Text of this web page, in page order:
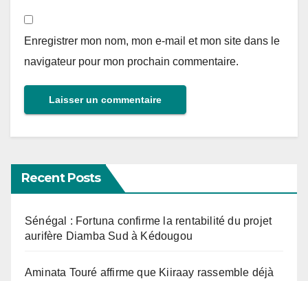
Enregistrer mon nom, mon e-mail et mon site dans le
navigateur pour mon prochain commentaire.
Recent Posts
Sénégal : Fortuna confirme la rentabilité du projet
aurifère Diamba Sud à Kédougou
Aminata Touré affirme que Kiiraay rassemble déjà